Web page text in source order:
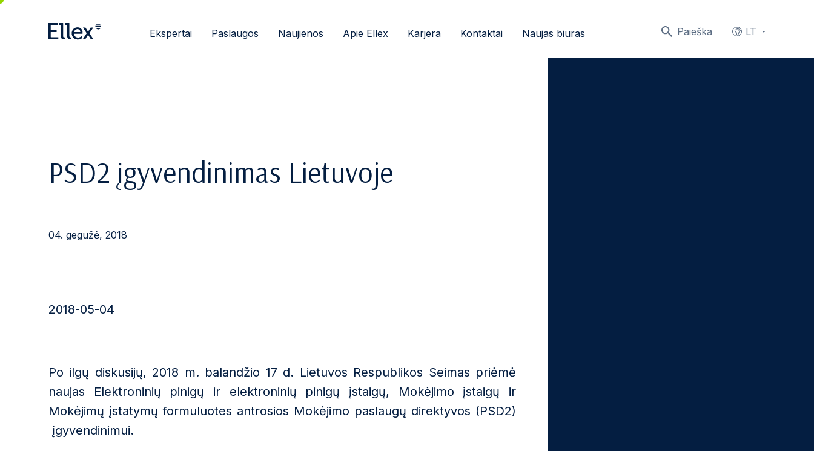
Paieška LT
Ekspertai Paslaugos Naujienos Apie Ellex Karjera Kontaktai Naujas biuras
PSD2 įgyvendinimas Lietuvoje
04. gegužė, 2018
2018-05-04
Po ilgų diskusijų, 2018 m. balandžio 17 d. Lietuvos Respublikos Seimas priėmė
naujas Elektroninių pinigų ir elektroninių pinigų įstaigų, Mokėjimo įstaigų ir
Mokėjimų įstatymų formuluotes antrosios Mokėjimo paslaugų direktyvos (PSD2)
įgyvendinimui.